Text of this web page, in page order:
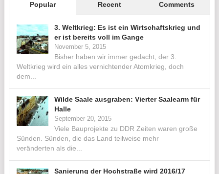
Popular Recent Comments
3. Weltkrieg: Es ist ein Wirtschaftskrieg und
er ist bereits voll im Gange
November 5, 2015
Bisher haben wir immer gedacht, der 3.
Weltkrieg wird ein alles vernichtender Atomkrieg, doch
dem...
Wilde Saale ausgraben: Vierter Saalearm für
Halle
September 20, 2015
Viele Bauprojekte zu DDR Zeiten waren große
Sünden. Sünden, die das Land teilweise mehr
veränderten als die...
Sanierung der Hochstraße wird 2016/17